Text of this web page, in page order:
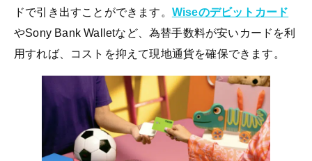
ドで引き出すことができます。 Wiseのデビットカード
やSony Bank Walletなど、為替手数料が安いカードを利
用すれば、コストを抑えて現地通貨を確保できます。